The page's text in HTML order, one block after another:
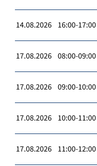
14.08.2026 16:00-17:00
17.08.2026 08:00-09:00
17.08.2026 09:00-10:00
17.08.2026 10:00-11:00
17.08.2026 11:00-12:00